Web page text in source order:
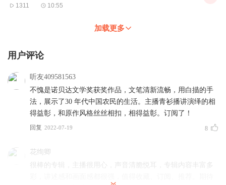
1311 10:55
加载更多
用户评论
听友409581563
不愧是诺贝达文学奖获奖作品，文笔清新流畅，用白描的手
法，展示了30 年代中国农民的生活。主播青衫播讲演绎的相
得益彰，和原作风格丝丝相扣，相得益彰。订阅了！
回复 2022-07-19 8
花绚卿
很棒的专辑，主播很用心，声音清脆悦耳，专辑内容丰富多